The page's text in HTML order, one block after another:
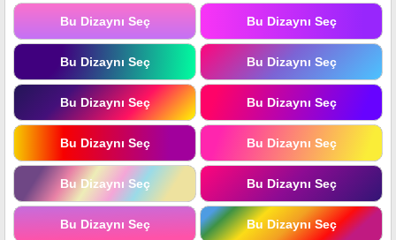
Bu Dizaynı Seç Bu Dizaynı Seç
Bu Dizaynı Seç Bu Dizaynı Seç
Bu Dizaynı Seç Bu Dizaynı Seç
Bu Dizaynı Seç Bu Dizaynı Seç
Bu Dizaynı Seç Bu Dizaynı Seç
Bu Dizaynı Seç Bu Dizaynı Seç